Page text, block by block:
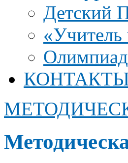
Детский
«Учитель